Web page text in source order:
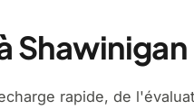
Shawinigan
rapide, de